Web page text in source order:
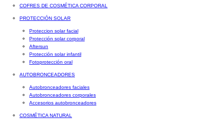
COFRES DE COSMÉTICA CORPORAL
PROTECCIÓN SOLAR
Proteccion solar facial
Protección solar corporal
Aftersun
Protección solar infantil
Fotoprotección oral
AUTOBRONCEADORES
Autobronceadores faciales
Autobronceadores corporales
Accesorios autobronceadores
COSMÉTICA NATURAL